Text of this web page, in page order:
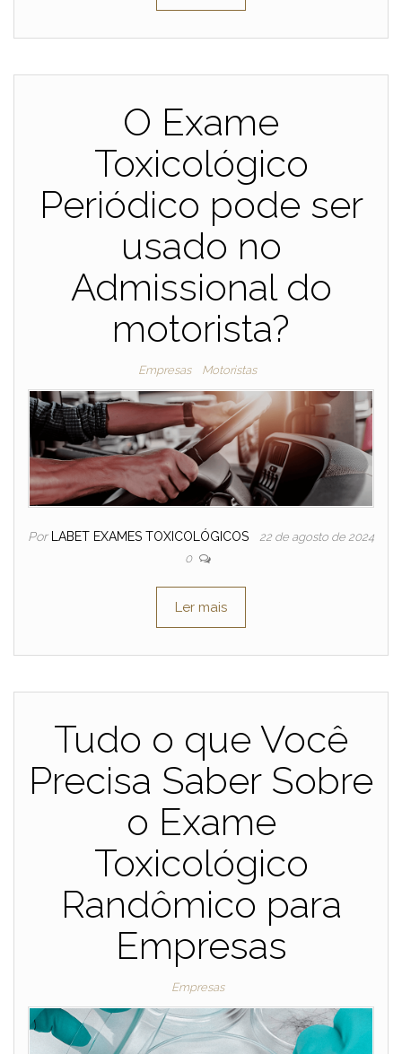
O Exame
Toxicológico
Periódico pode ser
usado no
Admissional do
motorista?
Empresas Motoristas
Por LABET EXAMES TOXICOLÓGICOS
22 de agosto de 2024
0
Ler mais
Tudo o que Você
Precisa Saber Sobre
o Exame
Toxicológico
Randômico para
Empresas
Empresas